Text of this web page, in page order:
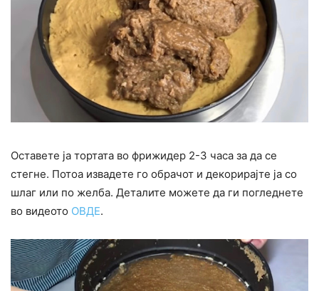
Оставете ја тортата во фрижидер 2-3 часа за да се
стегне. Потоа извадете го обрачот и декорирајте ја со
шлаг или по желба. Деталите можете да ги погледнете
во видеото ОВДЕ.